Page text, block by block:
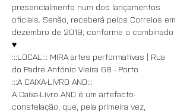
presencialmente num dos lançamentos
oficiais. Senão, receberá pelos Correios em
dezembro de 2019, conforme o combinado
♥
:::LOCAL::: MIRA artes performativas | Rua
do Padre António Vieira 68 - Porto
:::A CAIXA-LIVRO AND:::
A Caixa-Livro AND é um artefacto-
constelação, que, pela primeira vez,